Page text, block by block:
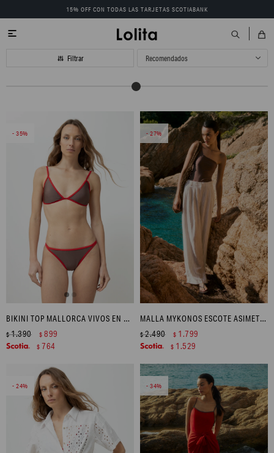
15% OFF CON TODAS LAS TARJETAS SCOTIABANK

Recomendados
35
BIKINI TOP MALLORCA VIVOS EN CONTRASTE - CHOCOLATE
$1.390 $ 899
$ 764
27
MALLA MYKONOS ESCOTE ASIMETRICO - CHOCOLATE
$2.490 $ 1.799
$ 1.529
24 34